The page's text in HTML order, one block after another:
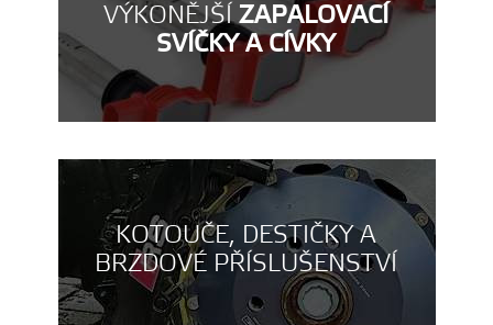
VÝKONĚJŠÍZAPALOVACÍ
SVÍČKY A CÍVKY
KOTOUČE, DESTIČKY A
BRZDOVÉ PŘÍSLUŠENSTVÍ